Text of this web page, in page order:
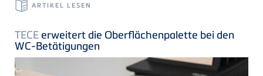
ARTIKEL LESEN
TECE erweitert die Oberflächenpalette bei den
WC-Betätigungen